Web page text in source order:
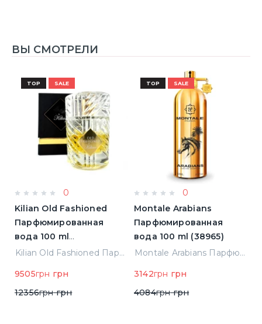
ВЫ СМОТРЕЛИ
TOP SALE
0
Kilian Old Fashioned
Парфюмированная
вода 100 ml
(3700550240723)
Kilian Old Fashioned Парфюмированная вода 100 ml (3700550240723)
9505грн грн
12356грнгрн
TOP SALE
0
Montale Arabians
Парфюмированная
вода 100 ml (38965)
Montale Arabians Парфюмированная вода 100 ml (38965)
3142грн грн
4084грнгрн